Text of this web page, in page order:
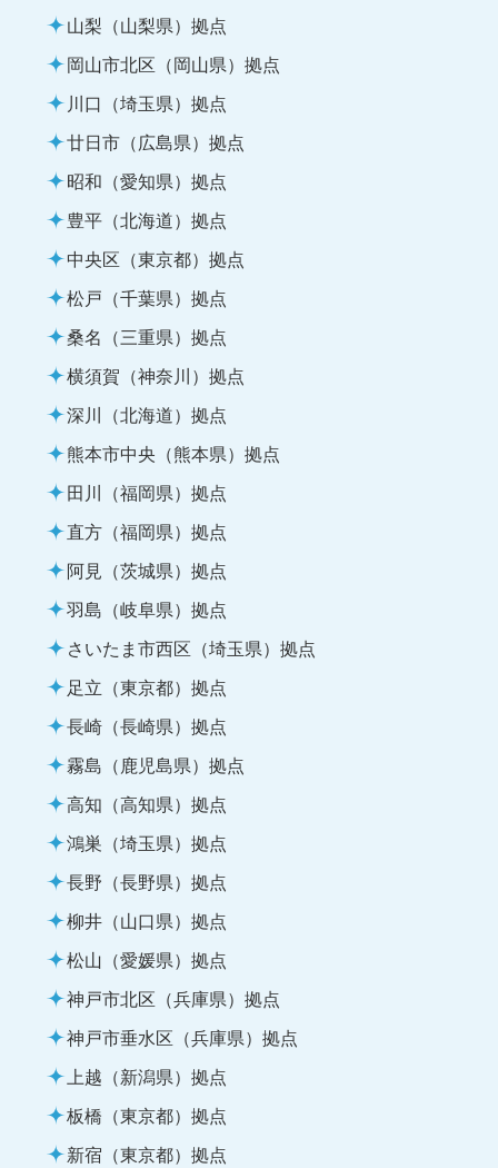
山梨（山梨県）拠点
岡山市北区（岡山県）拠点
川口（埼玉県）拠点
廿日市（広島県）拠点
昭和（愛知県）拠点
豊平（北海道）拠点
中央区（東京都）拠点
松戸（千葉県）拠点
桑名（三重県）拠点
横須賀（神奈川）拠点
深川（北海道）拠点
熊本市中央（熊本県）拠点
田川（福岡県）拠点
直方（福岡県）拠点
阿見（茨城県）拠点
羽島（岐阜県）拠点
さいたま市西区（埼玉県）拠点
足立（東京都）拠点
長崎（長崎県）拠点
霧島（鹿児島県）拠点
高知（高知県）拠点
鴻巣（埼玉県）拠点
長野（長野県）拠点
柳井（山口県）拠点
松山（愛媛県）拠点
神戸市北区（兵庫県）拠点
神戸市垂水区（兵庫県）拠点
上越（新潟県）拠点
板橋（東京都）拠点
新宿（東京都）拠点